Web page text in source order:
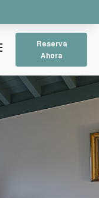
Reserva
Ahora